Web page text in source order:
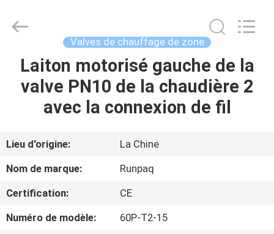
MAISON
PRODUITS
AU
SUJET
DE
Technology
Valves de chauffage de zone
Laiton motorisé gauche de la
valve PN10 de la chaudière 2
avec la connexion de fil
Lieu d'origine:
La Chine
Nom de marque:
Runpaq
Certification:
CE
Numéro de modèle:
60P-T2-15